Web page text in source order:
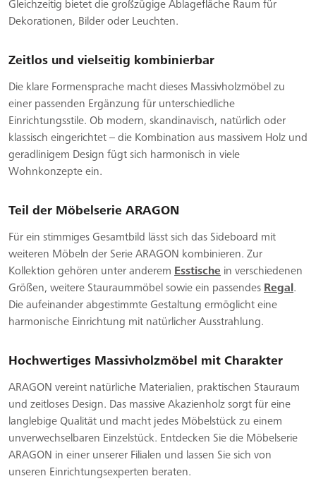
Gleichzeitig bietet die großzügige Ablagefläche Raum für
Dekorationen, Bilder oder Leuchten.
Zeitlos und vielseitig kombinierbar
Die klare Formensprache macht dieses Massivholzmöbel zu
einer passenden Ergänzung für unterschiedliche
Einrichtungsstile. Ob modern, skandinavisch, natürlich oder
klassisch eingerichtet – die Kombination aus massivem Holz und
geradlinigem Design fügt sich harmonisch in viele
Wohnkonzepte ein.
Teil der Möbelserie ARAGON
Für ein stimmiges Gesamtbild lässt sich das Sideboard mit
weiteren Möbeln der Serie ARAGON kombinieren. Zur
Kollektion gehören unter anderem Esstische in verschiedenen
Größen, weitere Stauraummöbel sowie ein passendes Regal.
Die aufeinander abgestimmte Gestaltung ermöglicht eine
harmonische Einrichtung mit natürlicher Ausstrahlung.
Hochwertiges Massivholzmöbel mit Charakter
ARAGON vereint natürliche Materialien, praktischen Stauraum
und zeitloses Design. Das massive Akazienholz sorgt für eine
langlebige Qualität und macht jedes Möbelstück zu einem
unverwechselbaren Einzelstück. Entdecken Sie die Möbelserie
ARAGON in einer unserer Filialen und lassen Sie sich von
unseren Einrichtungsexperten beraten.